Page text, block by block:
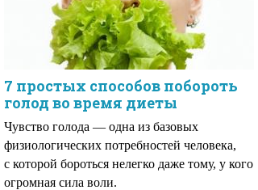
7 простых способов побороть
голод во время диеты
Чувство голода — одна из базовых
физиологических потребностей человека,
с которой бороться нелегко даже тому, у кого
огромная сила воли.